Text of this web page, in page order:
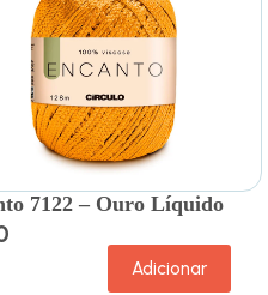
7122 – Ouro Líquido
Adicionar